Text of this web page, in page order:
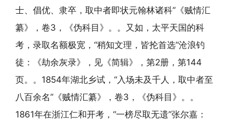
士、倡优、隶卒，取中者即状元翰林诸科”《贼情汇
纂》，卷3，《伪科目》。。又如，太平天国的科
考，录取名额极宽，“稍知文理，皆抡首选”沧浪钓
徒：《劫余灰录》，见《简辑》，第2册，第144
页。。1854年湖北乡试，“入场未及千人，取中者至
八百余名”《贼情汇纂》，卷3，《伪科目》。。
1861年在浙江仁和开考，“一榜尽取无遗”张尔嘉：